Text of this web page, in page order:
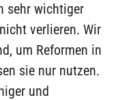
sehr wichtiger
verlieren. Wir
um Reformen in
sie nur nutzen.
und